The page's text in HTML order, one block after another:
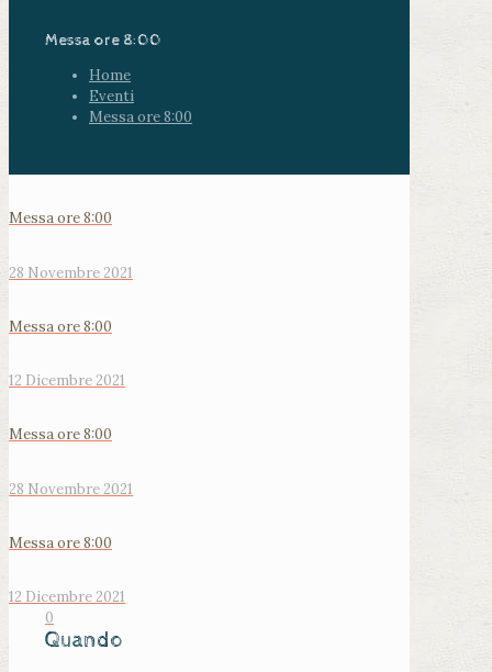
Messa ore 8:00
Home
Eventi
Messa ore 8:00
Messa ore 8:00
28 Novembre 2021
Messa ore 8:00
12 Dicembre 2021
Messa ore 8:00
28 Novembre 2021
Messa ore 8:00
12 Dicembre 2021
0
Quando